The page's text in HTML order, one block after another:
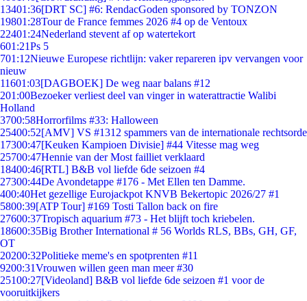
13401:36[DRT SC] #6: RendacGoden sponsored by TONZON
19801:28Tour de France femmes 2026 #4 op de Ventoux
22401:24Nederland stevent af op watertekort
601:21Ps 5
701:12Nieuwe Europese richtlijn: vaker repareren ipv vervangen voor
nieuw
11601:03[DAGBOEK] De weg naar balans #12
201:00Bezoeker verliest deel van vinger in waterattractie Walibi
Holland
3700:58Horrorfilms #33: Halloween
25400:52[AMV] VS #1312 spammers van de internationale rechtsorde
17300:47[Keuken Kampioen Divisie] #44 Vitesse mag weg
25700:47Hennie van der Most failliet verklaard
18400:46[RTL] B&B vol liefde 6de seizoen #4
27300:44De Avondetappe #176 - Met Ellen ten Damme.
400:40Het gezellige Eurojackpot KNVB Bekertopic 2026/27 #1
5800:39[ATP Tour] #169 Tosti Tallon back on fire
27600:37Tropisch aquarium #73 - Het blijft toch kriebelen.
18600:35Big Brother International # 56 Worlds RLS, BBs, GH, GF,
OT
20200:32Politieke meme's en spotprenten #11
9200:31Vrouwen willen geen man meer #30
25100:27[Videoland] B&B vol liefde 6de seizoen #1 voor de
vooruitkijkers